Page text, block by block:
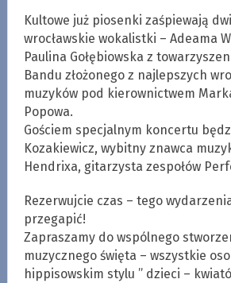
Kultowe już piosenki zaśpiewają
wrocławskie wokalistki – Adeama
Paulina Gołębiowska z
Bandu złożonego z najlepszych
muzyków pod kierownictwem
Popowa.
Gościem specjalnym koncertu
Kozakiewicz, wybitny znawca
Hendrixa, gitarzysta zespołów
Rezerwujcie czas – tego
przegapić!
Zapraszamy do wspólnego
muzycznego święta – wszystkie
hippisowskim stylu ” dzieci –